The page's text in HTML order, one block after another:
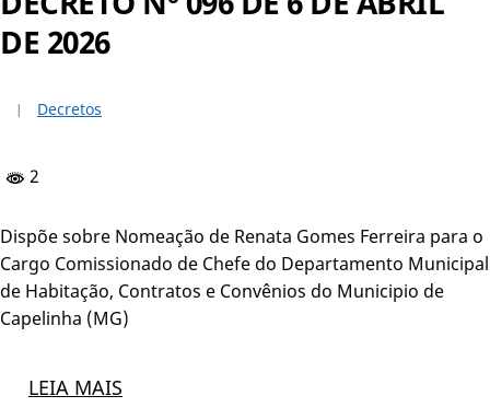
DE 2026
Decretos
2
Dispõe sobre Nomeação de Renata Gomes Ferreira para o
Cargo Comissionado de Chefe do Departamento Municipal
de Habitação, Contratos e Convênios do Municipio de
Capelinha (MG)
LEIA MAIS